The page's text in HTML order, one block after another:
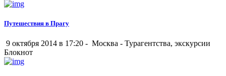
Путешествия в Прагу
9 октября 2014 в 17:20 - Москва - Турагентства, экскурсии
Блокнот